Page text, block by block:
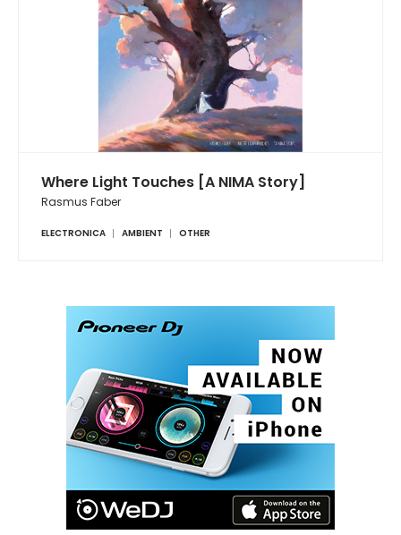
Where Light Touches [A NIMA Story]
Rasmus Faber
ELECTRONICA AMBIENT OTHER